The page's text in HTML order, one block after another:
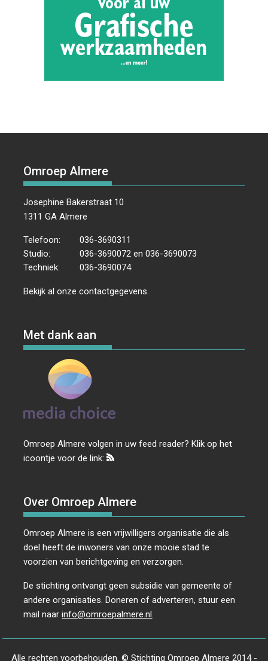
Omroep Almere
Josephine Bakerstraat 10
1311 GA Almere
Telefoon:
036-3690311
Studio:
036-3690072 en 036-3690073
Techniek:
036-3690074
Bekijk al onzecontactgegevens
Met dank aan
Omroep Almere volgen in uw feed reader? Klik op het
icoontje voor de link:
Over Omroep Almere
Omroep Almere is een vrijwilligers organisatie die als
doel heeft de inwoners van onze mooie stad te
voorzien van berichtgeving en verzorgen.
De stichting ontvangt geen subsidie van gemeente of
andere organisaties. Doneren of adverteren, stuur een
mail naarinfo@omroepalmere.nl.
Alle rechten voorbehouden. © Stichting Omroep Almere 2014 -